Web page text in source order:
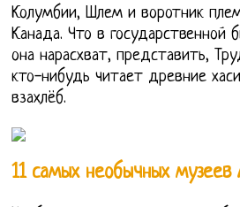
Колумбии, Шлем и воротник
Канада. Что в государственной
она нарасхват, представить,
кто-нибудь читает древние
взахлёб.
11 самых необычных